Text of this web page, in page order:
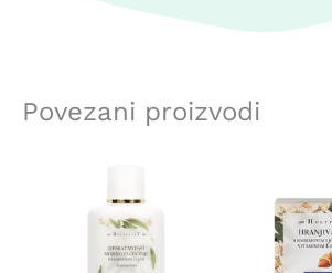
Povezani proizvodi